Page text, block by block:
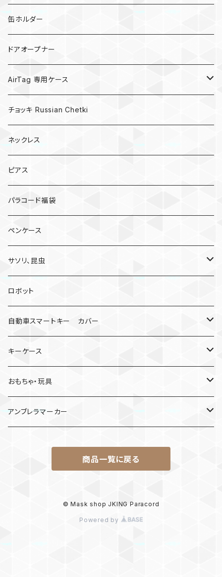
亀
キノコ
缶ホルダー
ドアオープナー
AirTag 専用ケース
AirTagキーリング
チョッキ Russian Chetki
ネックレス
ピアス
パラコード福袋
ペンケース
サソリ、昆虫
サソリ
クモ
ロボット
自動車スマートキー カバー
日産
キーケース
MDF材
おもちゃ・玩具
けん玉
アンブレラマーカー
商品一覧に戻る
© Mask shop JKING Paracord
Powered by